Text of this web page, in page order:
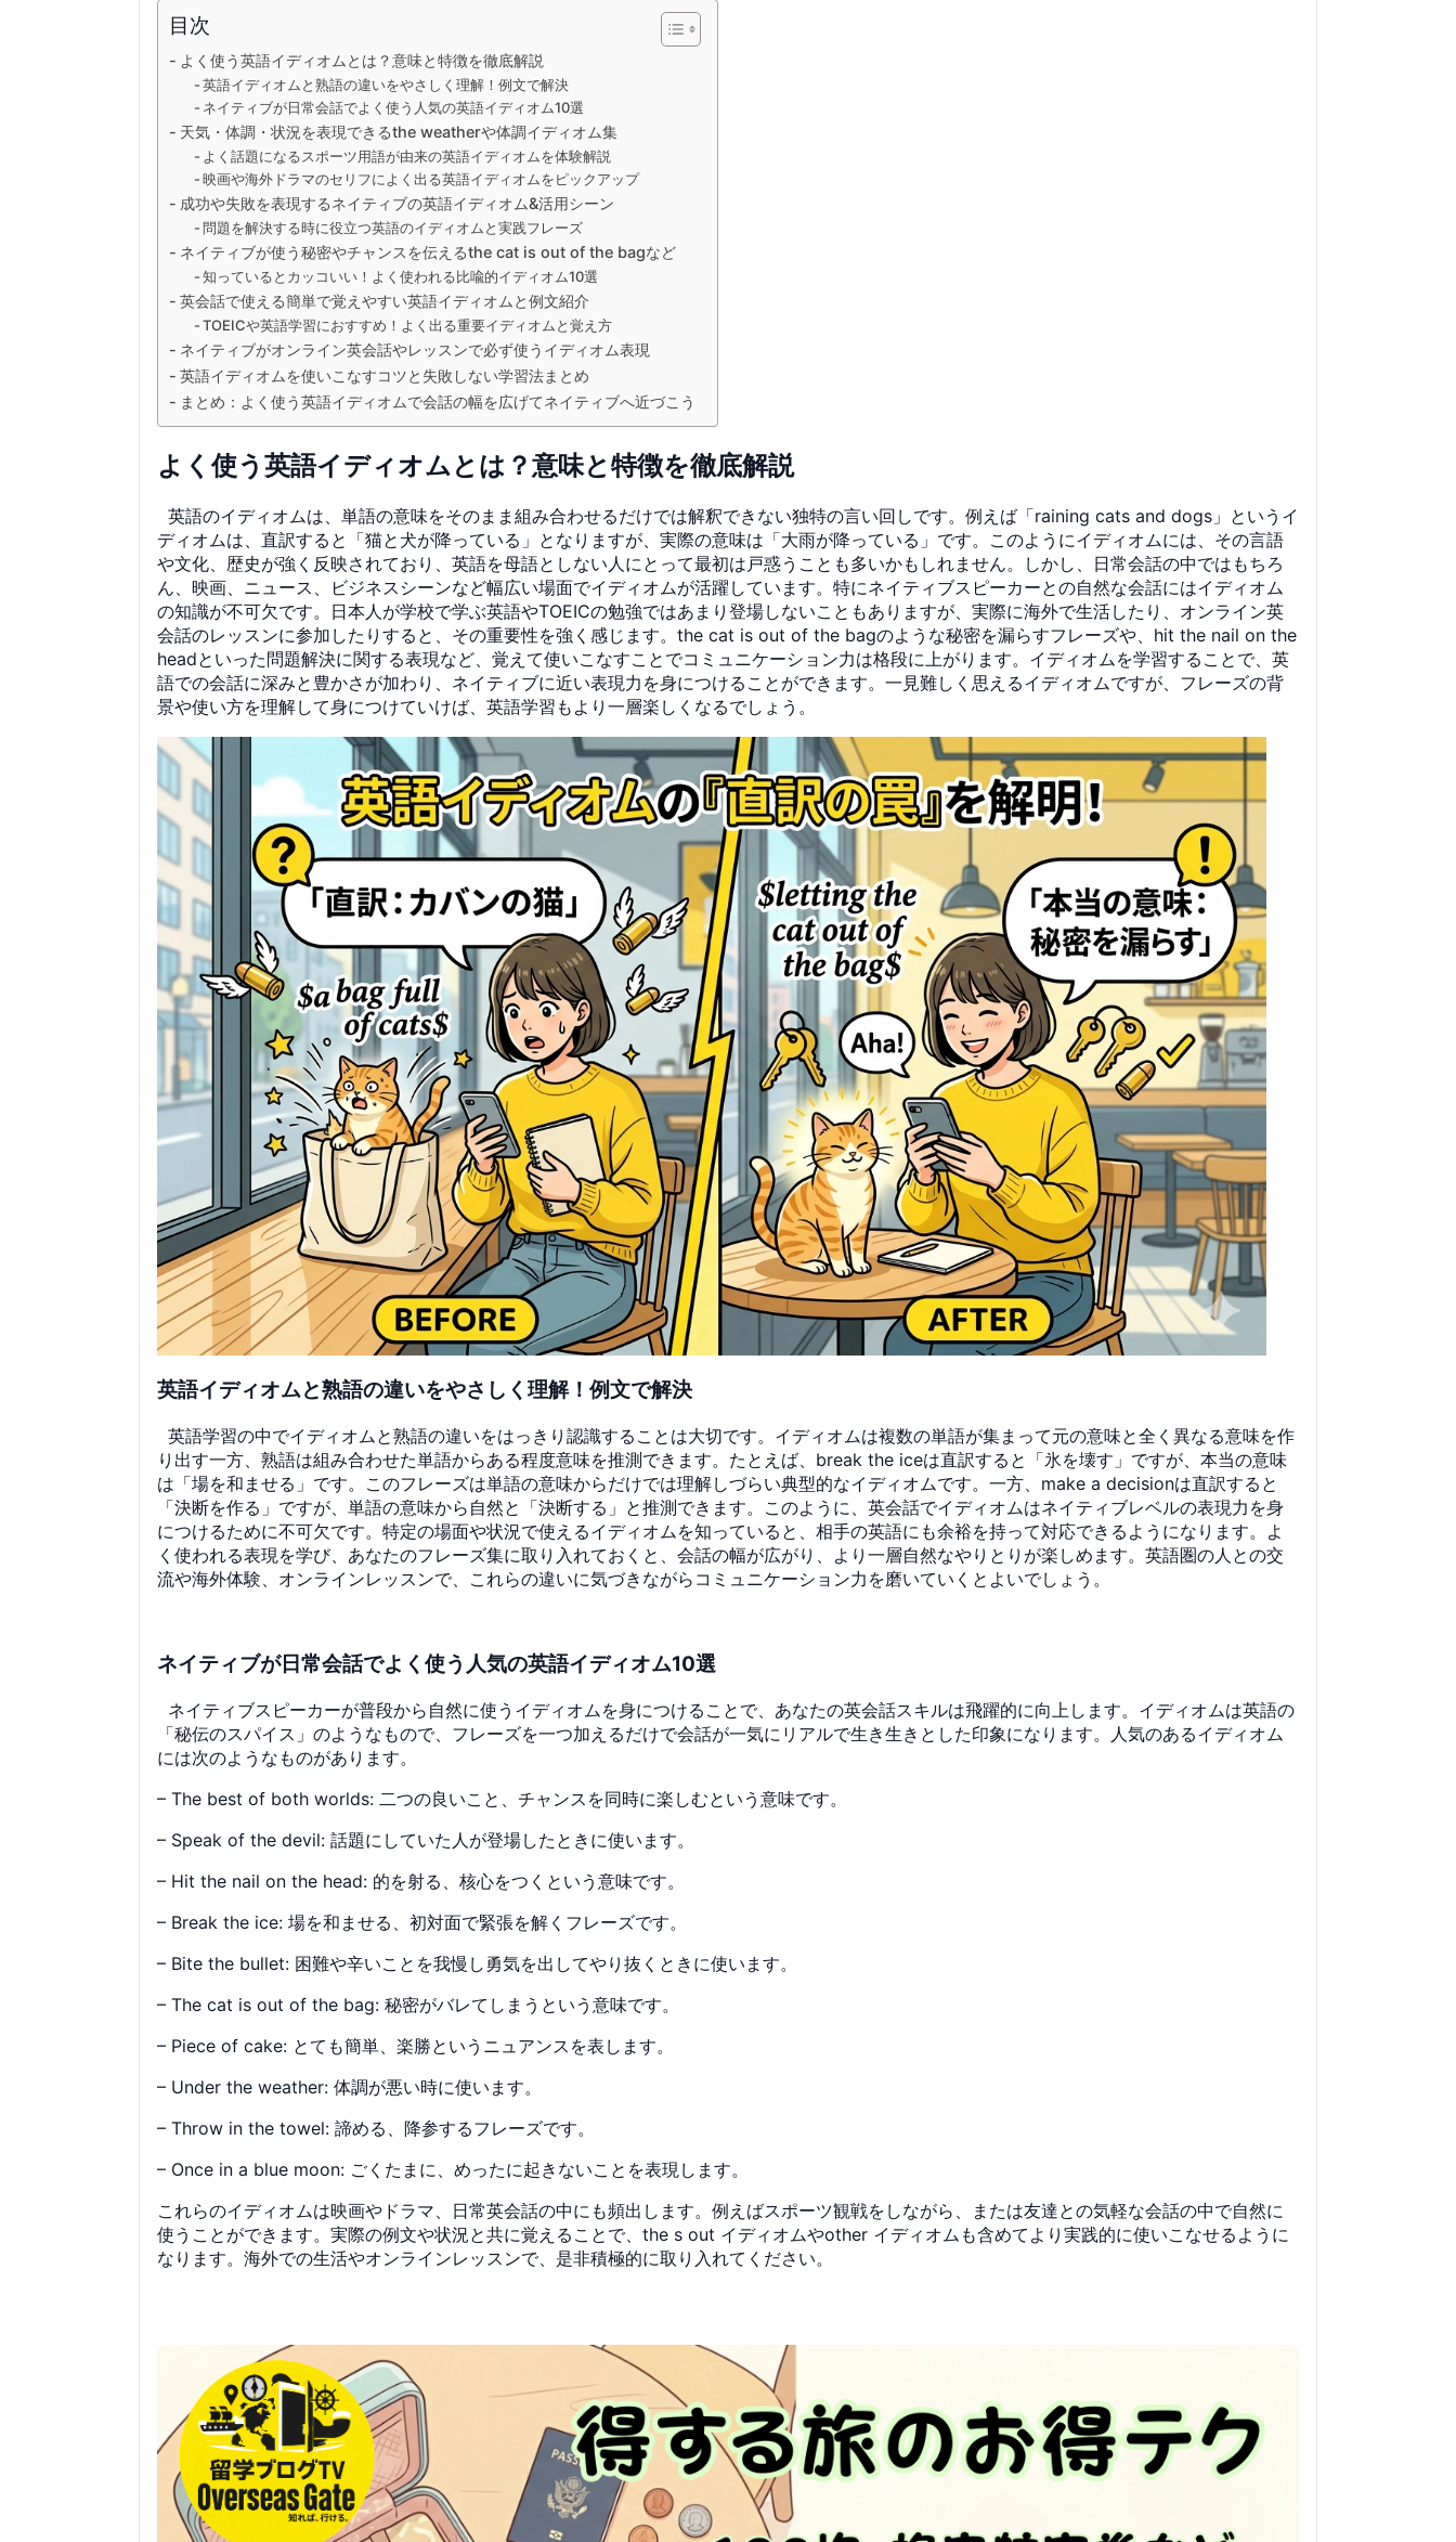
目次
よく使う英語イディオムとは？意味と特徴を徹底解説
英語イディオムと熟語の違いをやさしく理解！例文で解決
ネイティブが日常会話でよく使う人気の英語イディオム10選
天気・体調・状況を表現できるthe weatherや体調イディオム集
よく話題になるスポーツ用語が由来の英語イディオムを体験解説
映画や海外ドラマのセリフによく出る英語イディオムをピックアップ
成功や失敗を表現するネイティブの英語イディオム&活用シーン
問題を解決する時に役立つ英語のイディオムと実践フレーズ
ネイティブが使う秘密やチャンスを伝えるthe cat is out of the bagなど
知っているとカッコいい！よく使われる比喩的イディオム10選
英会話で使える簡単で覚えやすい英語イディオムと例文紹介
TOEICや英語学習におすすめ！よく出る重要イディオムと覚え方
ネイティブがオンライン英会話やレッスンで必ず使うイディオム表現
英語イディオムを使いこなすコツと失敗しない学習法まとめ
まとめ：よく使う英語イディオムで会話の幅を広げてネイティブへ近づこう
よく使う英語イディオムとは？意味と特徴を徹底解説
英語のイディオムは、単語の意味をそのまま組み合わせるだけでは解釈できない独特の言い回しです。例えば「raining cats and dogs」というイ
ディオムは、直訳すると「猫と犬が降っている」となりますが、実際の意味は「大雨が降っている」です。このようにイディオムには、その言語
や文化、歴史が強く反映されており、英語を母語としない人にとって最初は戸惑うことも多いかもしれません。しかし、日常会話の中ではもちろ
ん、映画、ニュース、ビジネスシーンなど幅広い場面でイディオムが活躍しています。特にネイティブスピーカーとの自然な会話にはイディオム
の知識が不可欠です。日本人が学校で学ぶ英語やTOEICの勉強ではあまり登場しないこともありますが、実際に海外で生活したり、オンライン英
会話のレッスンに参加したりすると、その重要性を強く感じます。the cat is out of the bagのような秘密を漏らすフレーズや、hit the nail on the
headといった問題解決に関する表現など、覚えて使いこなすことでコミュニケーション力は格段に上がります。イディオムを学習することで、英
語での会話に深みと豊かさが加わり、ネイティブに近い表現力を身につけることができます。一見難しく思えるイディオムですが、フレーズの背
景や使い方を理解して身につけていけば、英語学習もより一層楽しくなるでしょう。
英語イディオムと熟語の違いをやさしく理解！例文で解決
英語学習の中でイディオムと熟語の違いをはっきり認識することは大切です。イディオムは複数の単語が集まって元の意味と全く異なる意味を作
り出す一方、熟語は組み合わせた単語からある程度意味を推測できます。たとえば、break the iceは直訳すると「氷を壊す」ですが、本当の意味
は「場を和ませる」です。このフレーズは単語の意味からだけでは理解しづらい典型的なイディオムです。一方、make a decisionは直訳すると
「決断を作る」ですが、単語の意味から自然と「決断する」と推測できます。このように、英会話でイディオムはネイティブレベルの表現力を身
につけるために不可欠です。特定の場面や状況で使えるイディオムを知っていると、相手の英語にも余裕を持って対応できるようになります。よ
く使われる表現を学び、あなたのフレーズ集に取り入れておくと、会話の幅が広がり、より一層自然なやりとりが楽しめます。英語圏の人との交
流や海外体験、オンラインレッスンで、これらの違いに気づきながらコミュニケーション力を磨いていくとよいでしょう。
ネイティブが日常会話でよく使う人気の英語イディオム10選
ネイティブスピーカーが普段から自然に使うイディオムを身につけることで、あなたの英会話スキルは飛躍的に向上します。イディオムは英語の
「秘伝のスパイス」のようなもので、フレーズを一つ加えるだけで会話が一気にリアルで生き生きとした印象になります。人気のあるイディオム
には次のようなものがあります。
– The best of both worlds: 二つの良いこと、チャンスを同時に楽しむという意味です。
– Speak of the devil: 話題にしていた人が登場したときに使います。
– Hit the nail on the head: 的を射る、核心をつくという意味です。
– Break the ice: 場を和ませる、初対面で緊張を解くフレーズです。
– Bite the bullet: 困難や辛いことを我慢し勇気を出してやり抜くときに使います。
– The cat is out of the bag: 秘密がバレてしまうという意味です。
– Piece of cake: とても簡単、楽勝というニュアンスを表します。
– Under the weather: 体調が悪い時に使います。
– Throw in the towel: 諦める、降参するフレーズです。
– Once in a blue moon: ごくたまに、めったに起きないことを表現します。
これらのイディオムは映画やドラマ、日常英会話の中にも頻出します。例えばスポーツ観戦をしながら、または友達との気軽な会話の中で自然に
使うことができます。実際の例文や状況と共に覚えることで、the s out イディオムやother イディオムも含めてより実践的に使いこなせるように
なります。海外での生活やオンラインレッスンで、是非積極的に取り入れてください。